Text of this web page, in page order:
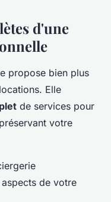
d'une
propose bien plus
Elle
de services pour
votre
de votre